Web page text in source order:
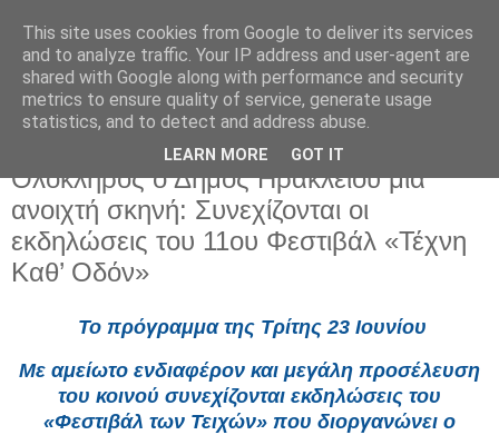
Δευτέρα 22 Ιουνίου 2026
Ολόκληρος ο Δήμος Ηρακλείου μια
ανοιχτή σκηνή: Συνεχίζονται οι
εκδηλώσεις του 11ου Φεστιβάλ «Τέχνη
Καθ’ Οδόν»
Το πρόγραμμα της Τρίτης 23 Ιουνίου
Με αμείωτο ενδιαφέρον και μεγάλη προσέλευση
του κοινού συνεχίζονται εκδηλώσεις του
«Φεστιβάλ των Τειχών» που διοργανώνει ο
This site uses cookies from Google to deliver its services
and to analyze traffic. Your IP address and user-agent are
shared with Google along with performance and security
metrics to ensure quality of service, generate usage
statistics, and to detect and address abuse.
LEARN MORE GOT IT